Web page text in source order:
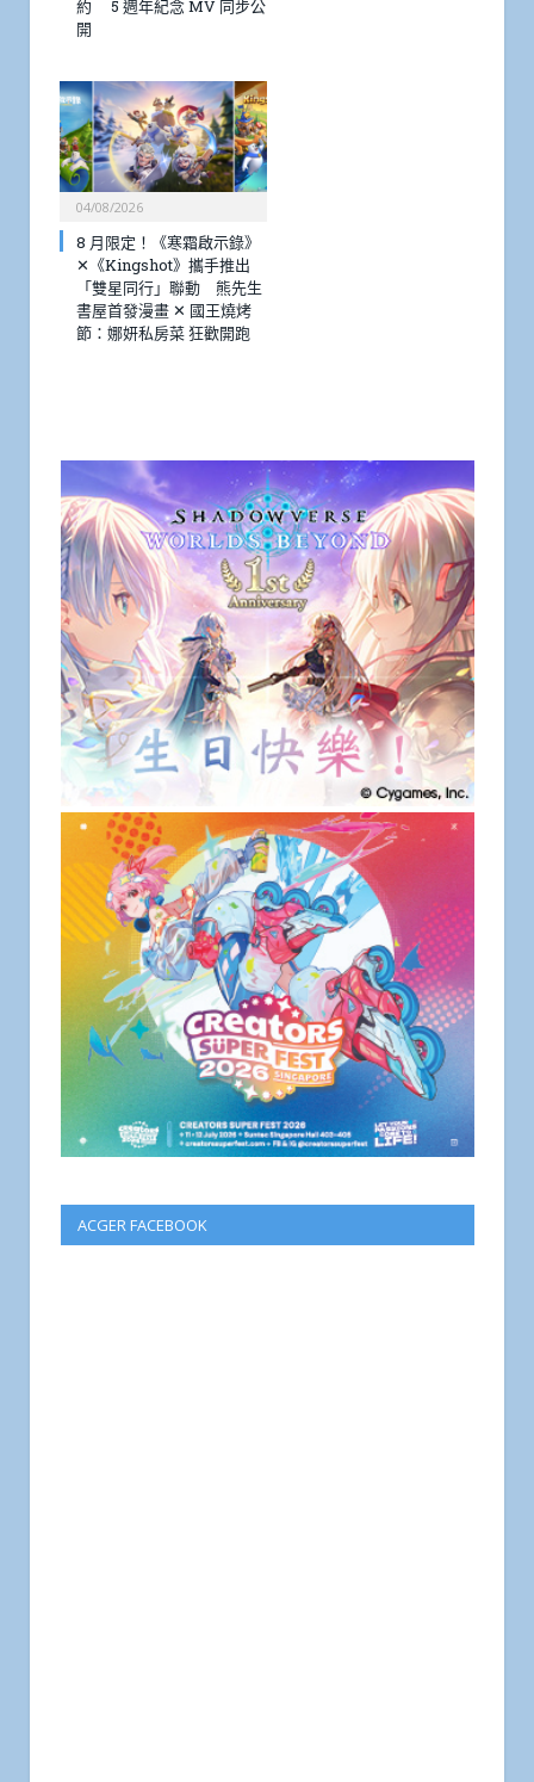
約 5 週年紀念 MV 同步公
開
04/08/2026
8 月限定！《寒霜啟示錄》
✕《Kingshot》攜手推出
「雙星同行」聯動 熊先生
書屋首發漫畫 ✕ 國王燒烤
節：娜妍私房菜 狂歡開跑
ACGER FACEBOOK